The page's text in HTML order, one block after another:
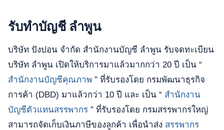
รับทำบัญชี ลำพูน
บริษัท ปังปอน จำกัด สำนักงานบัญชี ลำพูน รับจดทะเบียน
บริษัท ลำพูน เปิดให้บริการมาแล้วมากกว่า 20 ปี เป็น “
สำนักงานบัญชีคุณภาพ ” ที่รับรองโดย กรมพัฒนาธุรกิจ
การค้า (DBD) มาแล้วกว่า 10 ปี และ เป็น “ สำนักงาน
บัญชีตัวแทนสรรพากร ” ที่รับรองโดย กรมสรรพากรใหญ่
สามารถจัดเก็บเงินภาษีของลูกค้า เพื่อนำส่ง สรรพากร